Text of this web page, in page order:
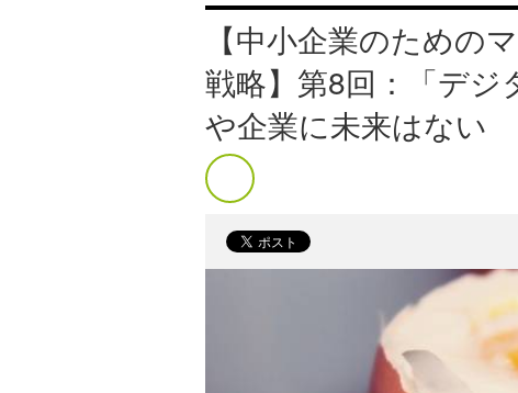
e
【中小企業のための
戦略】第8回：「デジ
や企業に未来はない